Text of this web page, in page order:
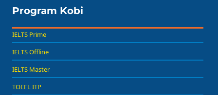
Program Kobi
IELTS Prime
IELTS Offline
IELTS Master
TOEFL ITP